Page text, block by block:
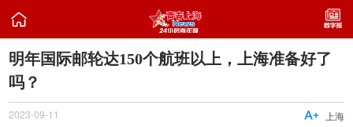

明年国际邮轮达150个航班以上，上海准备好了
吗？
2023-09-11 上海
